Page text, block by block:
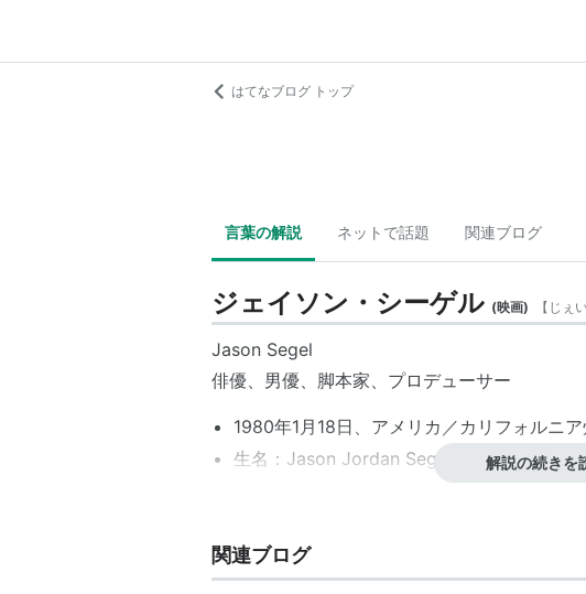
はてなブログ トップ
言葉の解説 ネットで話題 関連ブログ
ジェイソン・シーゲル (映画) 【 じぇ
Jason Segel
俳優、男優、脚本家、プロデューサー
1980年1月18日、アメリカ／カリフォルニ
生名：Jason Jordan Segel
主な作品
解説の続きを
関連ブログ